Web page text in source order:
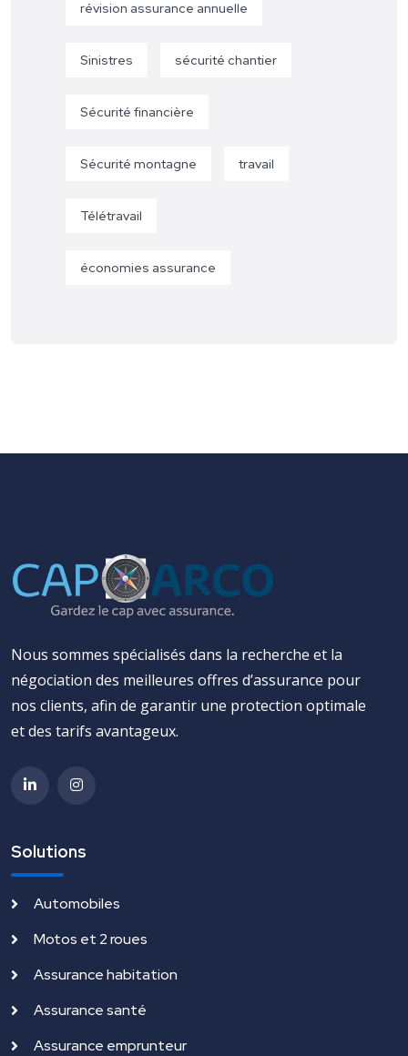
révision assurance annuelle
Sinistres sécurité chantier
Sécurité financière
Sécurité montagne travail
Télétravail
économies assurance
Nous sommes spécialisés dans la recherche et la
négociation des meilleures offres d’assurance pour
nos clients, afin de garantir une protection optimale
et des tarifs avantageux.
Solutions
Automobiles
Motos et 2 roues
Assurance habitation
Assurance santé
Assurance emprunteur